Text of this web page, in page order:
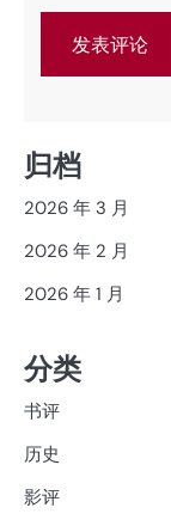
归档
2026 年 3 月
2026 年 2 月
2026 年 1 月
分类
书评
历史
影评